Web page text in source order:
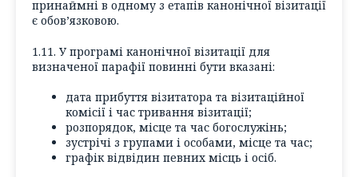
принаймні в одному з етапів канонічної візитації
є обов’язковою.
1.11. У програмі канонічної візитації для
визначеної парафії повинні бути вказані:
дата прибуття візитатора та візитаційної
комісії і час тривання візитації;
розпорядок, місце та час богослужінь;
зустрічі з групами і особами, місце та час;
графік відвідин певних місць і осіб.